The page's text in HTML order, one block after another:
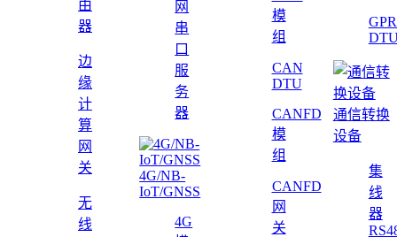
由
器
边
缘
计
算
网
关
无
线
网
串
口
服
务
器
4G/NB-
IoT/GNSS
4G
模
组
CAN
DTU
CANFD
模
组
CANFD
网
关
通信转换
设备
集
线
器